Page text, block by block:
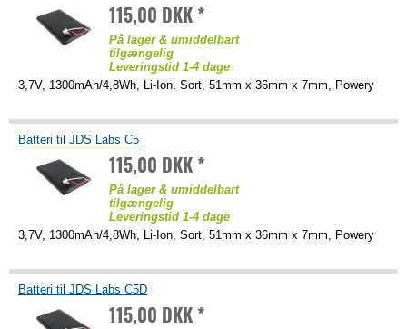
115,00 DKK *
På lager & umiddelbart
tilgængelig
Leveringstid 1-4 dage
3,7V, 1300mAh/4,8Wh, Li-Ion, Sort, 51mm x 36mm x 7mm, Powery
Batteri til JDS Labs C5
115,00 DKK *
På lager & umiddelbart
tilgængelig
Leveringstid 1-4 dage
3,7V, 1300mAh/4,8Wh, Li-Ion, Sort, 51mm x 36mm x 7mm, Powery
Batteri til JDS Labs C5D
115,00 DKK *